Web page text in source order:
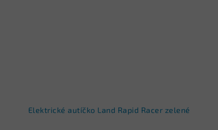
Elektrické autíčko Land Rapid Racer zelené